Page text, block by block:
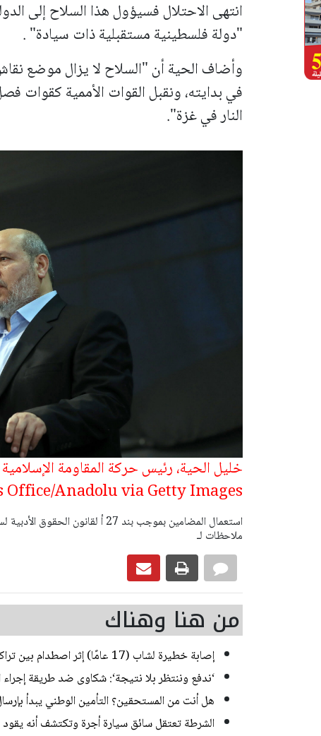
انتهى الاحتلال فسيؤول هذا السلاح إلى
"دولة فلسطينية مستقبلية ذات سيادة" .
وأضاف الحية أن "السلاح لا يزال موضع
في بدايته، ونقبل القوات الأممية كقوات
النار في غزة".
Anadolu via Getty Images)
ملاحظات لـ
من هنا وهناك
إصابة خطيرة لشاب (17 عامًا) إثر اصطدام بين تراكتورون وشاحنة في يركا
‘ندفع وننتظر بلا نتيجة‘: شكاوى ضد طريقة إجراء
هل أنت من المستحقين؟ التأمين الوطني يبدأ
الشرطة تعتقل سائق سيارة أجرة وتكتشف أنه يقود منذ 20 عاما من دون رخصة